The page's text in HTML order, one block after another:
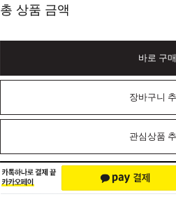
총 상품 금액
바로 구매
장바구니
관심상품